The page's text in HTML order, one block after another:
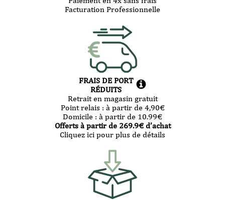
Facturation Professionnelle
FRAIS DE PORT
RÉDUITS
Retrait en magasin gratuit
Point relais : à partir de 4,90€
Domicile : à partir de 10.99€
Offerts à partir de 269.9€ d’achat
Cliquez ici pour plus de détails